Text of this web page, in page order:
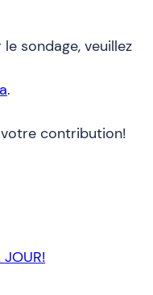
sondage, veuillez
.
contribution!
JOUR!